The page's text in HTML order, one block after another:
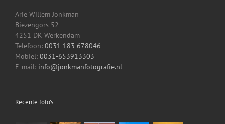
Arie Willem Jonkman
Biezengors 52
4251 DK Werkendam
Telefoon: 0031 183 678046
Mobiel: 0031-653913303
E-mail: info@jonkmanfotografie.nl
Recente foto’s